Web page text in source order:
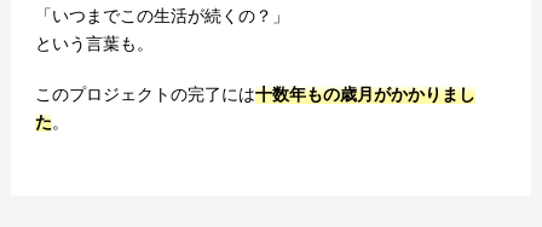
「いつまでこの生活が続くの？」
という言葉も。
このプロジェクトの完了には十数年もの歳月がかかりまし
た。